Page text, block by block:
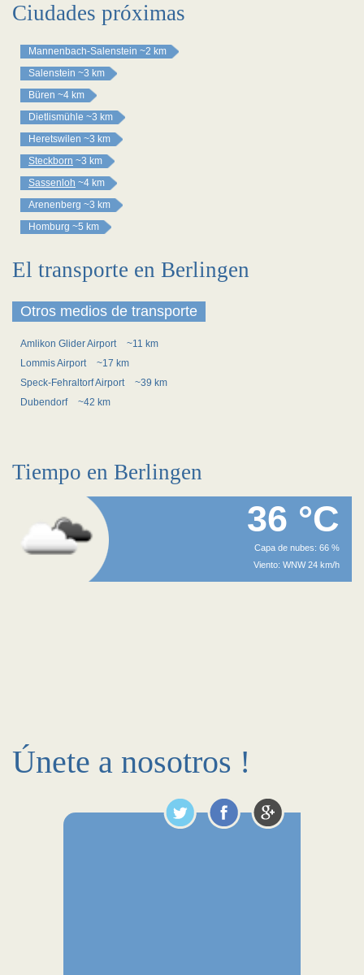
Ciudades próximas
Mannenbach-Salenstein ~2 km
Salenstein ~3 km
Büren ~4 km
Dietlismühle ~3 km
Heretswilen ~3 km
Steckborn ~3 km
Sassenloh ~4 km
Arenenberg ~3 km
Homburg ~5 km
El transporte en Berlingen
Otros medios de transporte
Amlikon Glider Airport
~11 km
Lommis Airport
~17 km
Speck-Fehraltorf Airport
~39 km
Dubendorf
~42 km
Tiempo en Berlingen
36 °C
Capa de nubes: 66 %
Viento: WNW 24 km/h
Únete a nosotros !